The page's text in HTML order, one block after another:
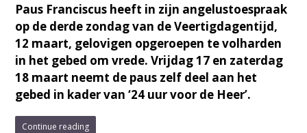
Paus Franciscus heeft in zijn angelustoespraak
op de derde zondag van de Veertigdagentijd,
12 maart, gelovigen opgeroepen te volharden
in het gebed om vrede. Vrijdag 17 en zaterdag
18 maart neemt de paus zelf deel aan het
gebed in kader van ‘24 uur voor de Heer’.
Continue reading